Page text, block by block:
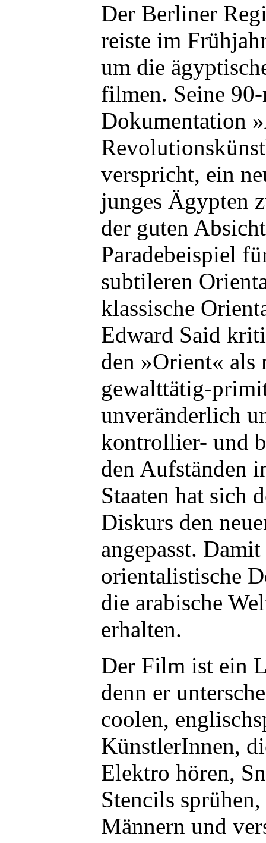
Der Berliner
reiste im
um die
filmen. Seine
Dokumentation
verspricht, ein
junges Ägypten
der guten
Paradebeispiel
subtileren
klassische
Edward Said
den »Orient«
gewalttätig-
unveränderlich
kontrollier- und
den Aufständen
Staaten hat sich
Diskurs den
angepasst.
orientalistische
die arabische
erhalten.
Der Film ist ein
denn er
coolen,
KünstlerInnen,
Elektro hören,
Stencils
Männern und